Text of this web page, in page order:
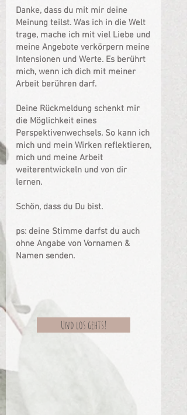
Danke, dass du mit mir deine
Meinung teilst. Was ich in die Welt
trage, mache ich mit viel Liebe und
meine Angebote verkörpern meine
Intensionen und Werte. Es berührt
mich, wenn ich dich mit meiner
Arbeit berühren darf.
Deine Rückmeldung schenkt mir
die Möglichkeit eines
Perspektivenwechsels. So kann ich
mich und mein Wirken reflektieren,
mich und meine Arbeit
weiterentwickeln und von dir
lernen.
Schön, dass du Du bist.
ps: deine Stimme darfst du auch
ohne Angabe von Vornamen &
Namen senden.
Und los gehts!